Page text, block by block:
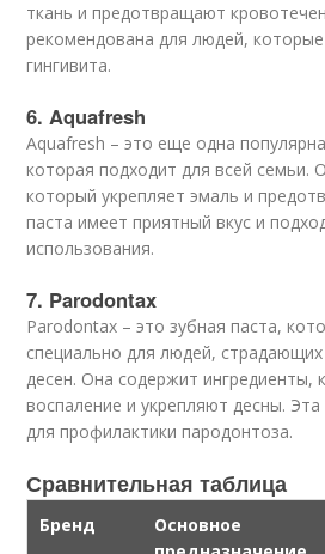
ткань и предотвращают
рекомендована для людей,
гингивита.
6. Aquafresh
Aquafresh – это еще одна
которая подходит для всей семьи.
который укрепляет эмаль и
паста имеет приятный вкус и
использования.
7. Parodontax
Parodontax – это зубная паста,
специально для людей,
десен. Она содержит
воспаление и укрепляют десны.
для профилактики пародонтоза.
Сравнительная таблица
Бренд
Основное